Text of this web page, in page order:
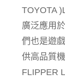
TOYOTA
廣泛應用
們也是遊
供高品質
FLIPPER